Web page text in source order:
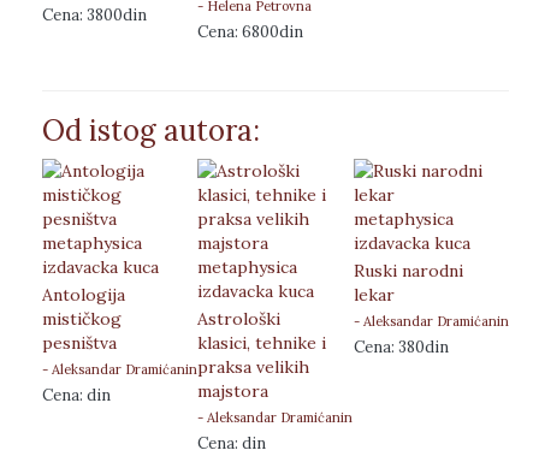
Cena: 3800din
- Helena Petrovna
Blavacka
Cena: 6800din
Od istog autora:
Antologija
mističkog
pesništva
- Aleksandar Dramićanin
Cena: din
Astrološki
klasici, tehnike i
praksa velikih
majstora
- Aleksandar Dramićanin
Cena: din
Ruski narodni
lekar
- Aleksandar Dramićanin
Cena: 380din